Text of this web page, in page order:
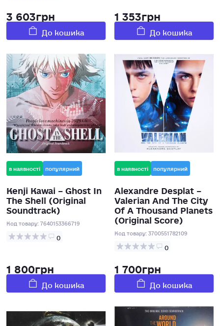
3 603грн
До кошика
1 353грн
До кошика
в наявності популярний
Kenji Kawai – Ghost In
The Shell (Original
Soundtrack)
Код товару:7640153366719
0
1 800грн
До кошика
в наявності популярний
Alexandre Desplat –
Valerian And The City
Of A Thousand Planets
(Original Score)
Код товару:3700551782109
0
1 700грн
До кошика